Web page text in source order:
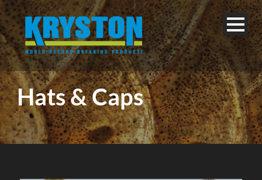
Hats & Caps